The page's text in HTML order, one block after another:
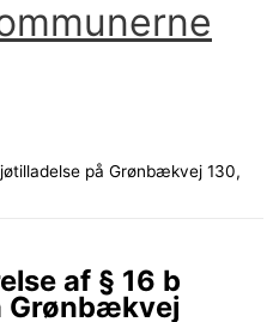
på Grønbækvej 130,
af § 16 b
Grønbækvej